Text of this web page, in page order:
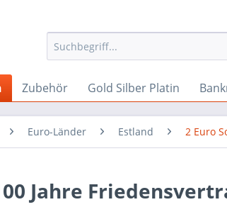
Zubehör Gold Silber Platin
Euro-Länder Estland 2 Euro
Jahre